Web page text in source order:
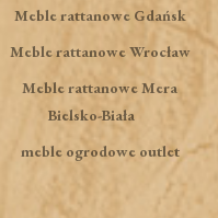
Meble rattanowe Gdańsk
Meble rattanowe Wrocław
Meble rattanowe Mera
Bielsko-Biała
meble ogrodowe outlet